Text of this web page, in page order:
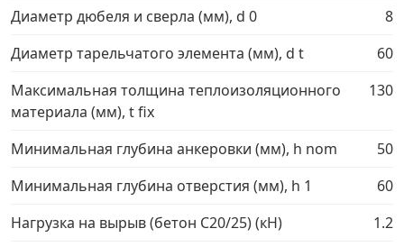
Кронштейны и крюки хозяйственные
Нержавеющий крепеж
Перфорированный крепеж
Диаметр дюбеля и сверла (мм), d 0
8
Диаметр тарельчатого элемента (мм), d t
60
Максимальная толщина теплоизоляционного
материала (мм), t fix
130
Минимальная глубина анкеровки (мм), h nom
50
Минимальная глубина отверстия (мм), h 1
60
Нагрузка на вырыв (бетон С20/25) (кН)
1.2